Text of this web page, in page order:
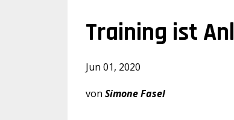
Training ist
Jun 01, 2020
von Simone Fasel